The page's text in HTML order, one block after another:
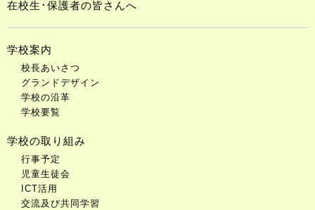
在校生･保護者の皆さんへ
学校案内
校長あいさつ
グランドデザイン
学校の沿革
学校要覧
学校の取り組み
行事予定
児童生徒会
ICT活用
交流及び共同学習